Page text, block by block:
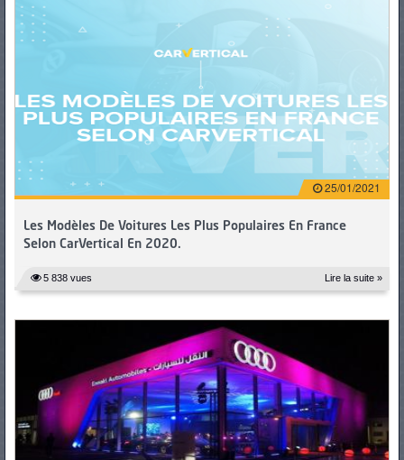
25/01/2021
Les Modèles De Voitures Les Plus Populaires En France
Selon CarVertical En 2020.
5 838 vues Lire la suite »